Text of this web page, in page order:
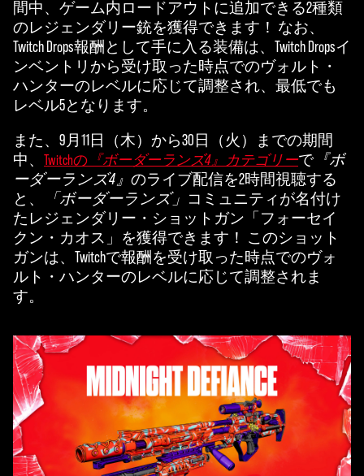
間中、ゲーム内ロードアウトに追加できる2種類
のレジェンダリー銃を獲得できます！ なお、
Twitch Drops報酬として手に入る装備は、Twitch Dropsイ
ンベントリから受け取った時点でのヴォルト・
ハンターのレベルに応じて調整され、最低でも
レベル5となります。
また、9月11日（木）から30日（火）までの期間
中、 Twitchの 『ボーダーランズ4』カテゴリーで 『ボ
ーダーランズ4』 のライブ配信を2時間視聴する
と、
「ボーダーランズ」 コミュニティが名付け
たレジェンダリー・ショットガン「フォーセイ
クン・カオス」を獲得できます！ このショット
ガンは、Twitchで報酬を受け取った時点でのヴォ
ルト・ハンターのレベルに応じて調整されま
す。